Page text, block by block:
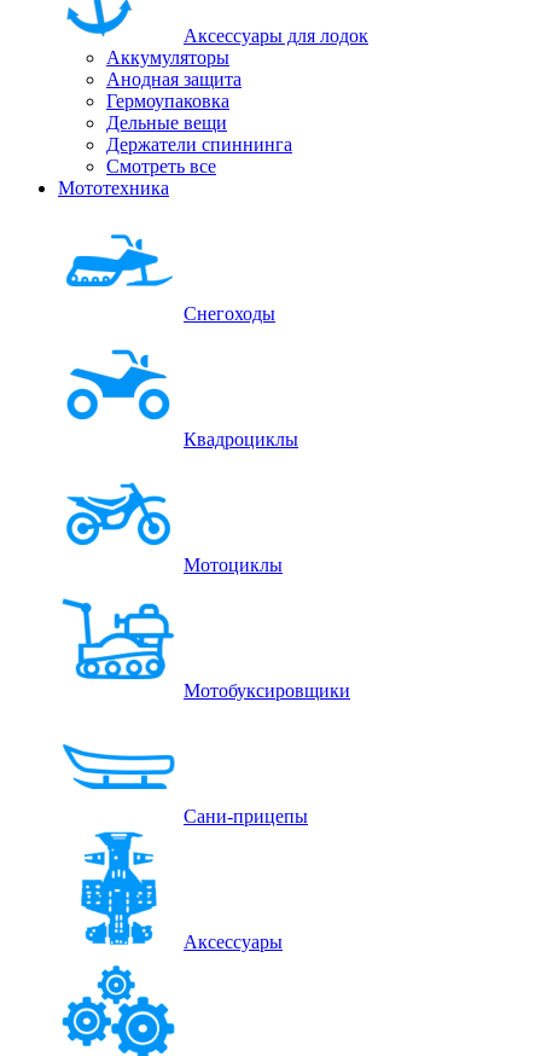
Аксессуары для лодок
Аккумуляторы
Анодная защита
Гермоупаковка
Дельные вещи
Держатели спиннинга
Смотреть все
Мототехника
Снегоходы
Квадроциклы
Мотоциклы
Мотобуксировщики
Сани-прицепы
Аксессуары